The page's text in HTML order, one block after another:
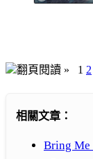
翻頁閱讀 » 1 2
相關文章：
Bring